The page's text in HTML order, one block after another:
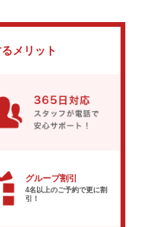
メリット
グループ割引
4名以上のご予約で更に割
引！